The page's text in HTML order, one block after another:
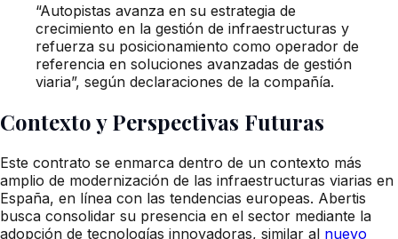
“Autopistas avanza en su estrategia de
crecimiento en la gestión de infraestructuras y
refuerza su posicionamiento como operador de
referencia en soluciones avanzadas de gestión
viaria”, según declaraciones de la compañía.
Contexto y Perspectivas Futuras
Este contrato se enmarca dentro de un contexto más
amplio de modernización de las infraestructuras viarias en
España, en línea con las tendencias europeas. Abertis
busca consolidar su presencia en el sector mediante la
adopción de tecnologías innovadoras, similar al nuevo